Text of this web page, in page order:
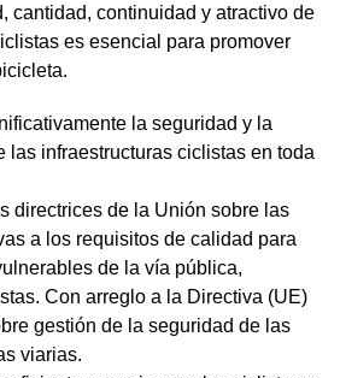
cantidad, continuidad y atractivo de
es esencial para promover
la seguridad y la
las infraestructuras ciclistas en toda
directrices de la Unión sobre las
a los requisitos de calidad para
de la vía pública,
Con arreglo a la Directiva (UE)
gestión de la seguridad de las
viarias.